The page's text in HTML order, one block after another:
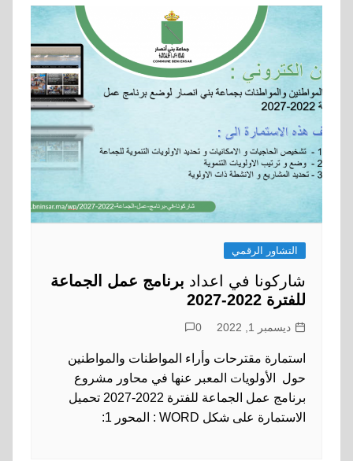
التشاور الرقمي
شاركونا في اعداد برنامج عمل الجماعة
للفترة 2022-2027
ديسمبر 1, 2022 0
استمارة مقترحات وأراء المواطنات والمواطنين
حول الأولويات المعبر عنها في محاور مشروع
برنامج عمل الجماعة للفترة 2022-2027 تحميل
الاستمارة على شكل WORD : المحور 1: